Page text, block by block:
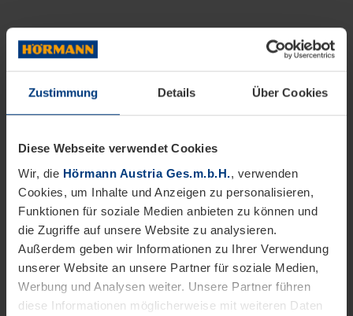
Zustimmung Details Über Cookies
Diese Webseite verwendet Cookies
Wir, die Hörmann Austria Ges.m.b.H., verwenden
Cookies, um Inhalte und Anzeigen zu personalisieren,
Funktionen für soziale Medien anbieten zu können und
die Zugriffe auf unsere Website zu analysieren.
Außerdem geben wir Informationen zu Ihrer Verwendung
unserer Website an unsere Partner für soziale Medien,
Werbung und Analysen weiter. Unsere Partner führen
diese Informationen möglicherweise mit weiteren Daten